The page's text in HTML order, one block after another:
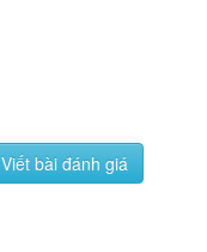
Viết bài đánh giá